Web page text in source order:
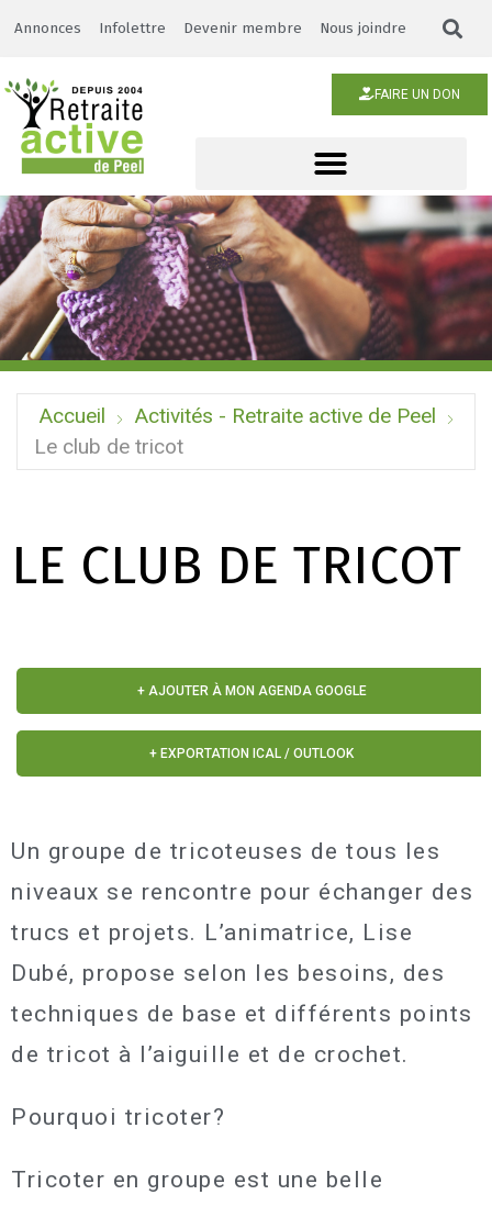
Annonces Infolettre Devenir membre Nous joindre
FAIRE UN DON
Accueil
Activités - Retraite active de Peel
Le club de tricot
LE CLUB DE TRICOT
+ AJOUTER À MON AGENDA GOOGLE
+ EXPORTATION ICAL / OUTLOOK
Un groupe de tricoteuses de tous les
niveaux se rencontre pour échanger des
trucs et projets. L’animatrice, Lise
Dubé, propose selon les besoins, des
techniques de base et différents points
de tricot à l’aiguille et de crochet.
Pourquoi tricoter?
Tricoter en groupe est une belle